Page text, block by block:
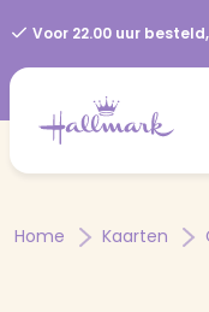
Voor 22.00 uur
Home Kaarten